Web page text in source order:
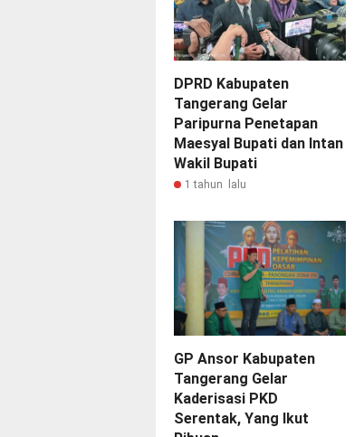
DPRD Kabupaten
Tangerang Gelar
Paripurna Penetapan
Maesyal Bupati dan Intan
Wakil Bupati
1 tahun lalu
GP Ansor Kabupaten
Tangerang Gelar
Kaderisasi PKD
Serentak, Yang Ikut